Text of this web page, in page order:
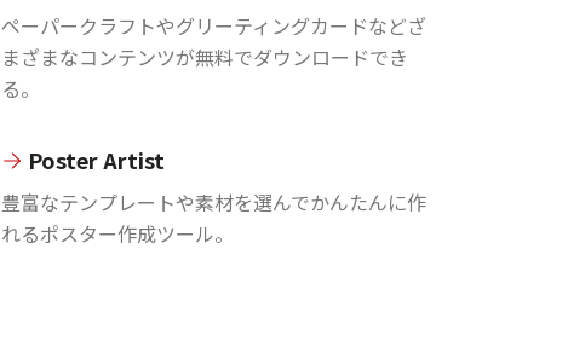
ペーパークラフトやグリーティングカードなどざ
まざまなコンテンツが無料でダウンロードでき
る。
Poster Artist
豊富なテンプレートや素材を選んでかんたんに作
れるポスター作成ツール。